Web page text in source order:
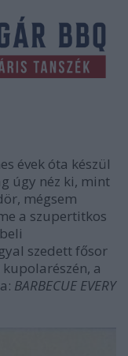
évek óta készül
úgy néz ki, mint
mégsem
a szupertitkos
szedett fősor
a
BARBECUE EVERY